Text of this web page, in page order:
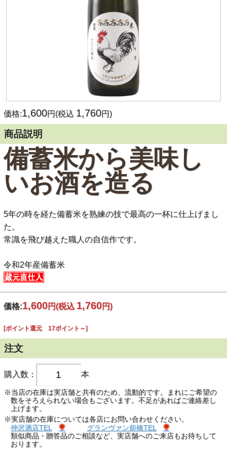
価格:1,600円(税込 1,760円)
商品説明
備蓄米から美味し
いお酒を造る
5年の時を経た備蓄米を熟練の技で最高の一杯に仕上げまし
た。
常識を飛び越えた職人の自信作です。
令和2年産備蓄米
価格:1,600円(税込 1,760円)
[ポイント還元 17ポイント～]
注文
購入数： 本
※当店の在庫は実店舗と共有のため、流動的です。まれにご希望の
数をそろえられない場合もございます。不足があればご連絡差し
上げます。
※実店舗の在庫については各店にお問い合わせください。
仲沢酒店TEL
グランヴァン前橋TEL
類似商品・贈答品のご相談など、実店舗へのご来店もお待ちして
おります。